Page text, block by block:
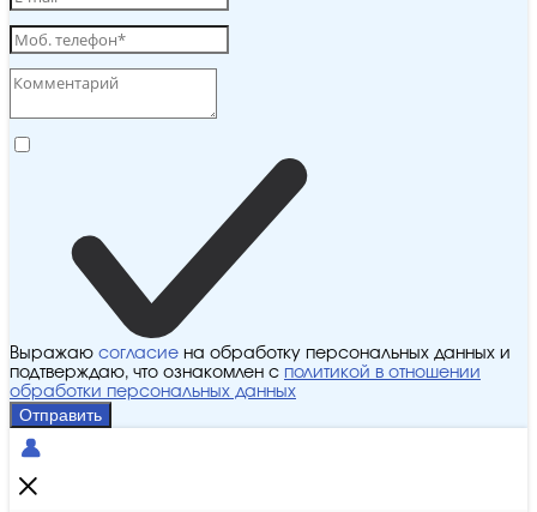
Выражаю согласие на обработку персональных данных и
подтверждаю, что ознакомлен с политикой в отношении
обработки персональных данных
Отправить